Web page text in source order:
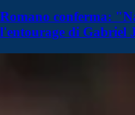
Romano conferma:
l'entourage di Gabriel